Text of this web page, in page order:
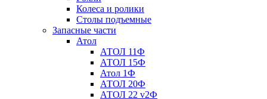
Колеса и ролики
Столы подъемные
Запасные части
Атол
АТОЛ 11Ф
АТОЛ 15Ф
Атол 1Ф
АТОЛ 20Ф
АТОЛ 22 v2Ф